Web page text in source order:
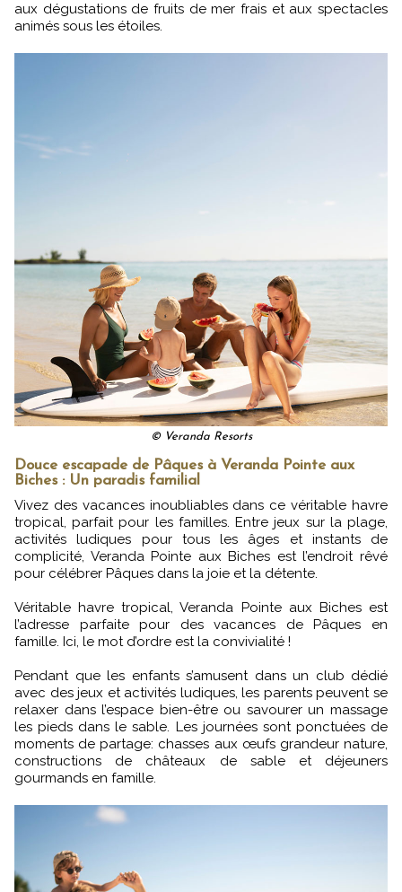
aux dégustations de fruits de mer frais et aux spectacles
animés sous les étoiles.
© Veranda Resorts
Douce escapade de Pâques à Veranda Pointe aux
Biches : Un paradis familial
Vivez des vacances inoubliables dans ce véritable havre
tropical, parfait pour les familles. Entre jeux sur la plage,
activités ludiques pour tous les âges et instants de
complicité, Veranda Pointe aux Biches est l’endroit rêvé
pour célébrer Pâques dans la joie et la détente.
Véritable havre tropical, Veranda Pointe aux Biches est
l’adresse parfaite pour des vacances de Pâques en
famille. Ici, le mot d’ordre est la convivialité !
Pendant que les enfants s’amusent dans un club dédié
avec des jeux et activités ludiques, les parents peuvent se
relaxer dans l’espace bien-être ou savourer un massage
les pieds dans le sable. Les journées sont ponctuées de
moments de partage: chasses aux œufs grandeur nature,
constructions de châteaux de sable et déjeuners
gourmands en famille.